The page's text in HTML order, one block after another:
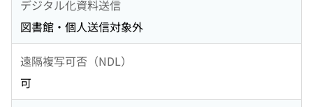
デジタル化資料送信
図書館・個人送信対象外
遠隔複写可否（NDL）
可